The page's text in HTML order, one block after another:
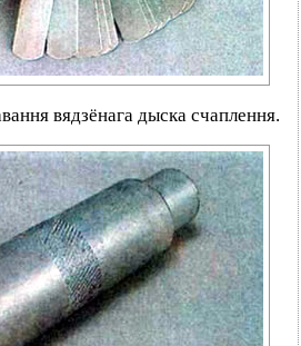
вядзёнага дыска счаплення.